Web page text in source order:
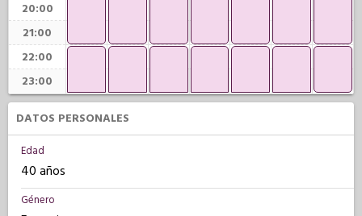
20:00
21:00
22:00
23:00
DATOS PERSONALES
Edad
40 años
Género